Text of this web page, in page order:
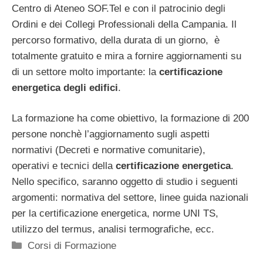
Centro di Ateneo SOF.Tel e con il patrocinio degli
Ordini e dei Collegi Professionali della Campania. Il
percorso formativo, della durata di un giorno, è
totalmente gratuito e mira a fornire aggiornamenti su
di un settore molto importante: la certificazione
energetica degli edifici.
La formazione ha come obiettivo, la formazione di 200
persone nonchè l’aggiornamento sugli aspetti
normativi (Decreti e normative comunitarie),
operativi e tecnici della certificazione energetica.
Nello specifico, saranno oggetto di studio i seguenti
argomenti: normativa del settore, linee guida nazionali
per la certificazione energetica, norme UNI TS,
utilizzo del termus, analisi termografiche, ecc.
Categorie
Corsi di Formazione